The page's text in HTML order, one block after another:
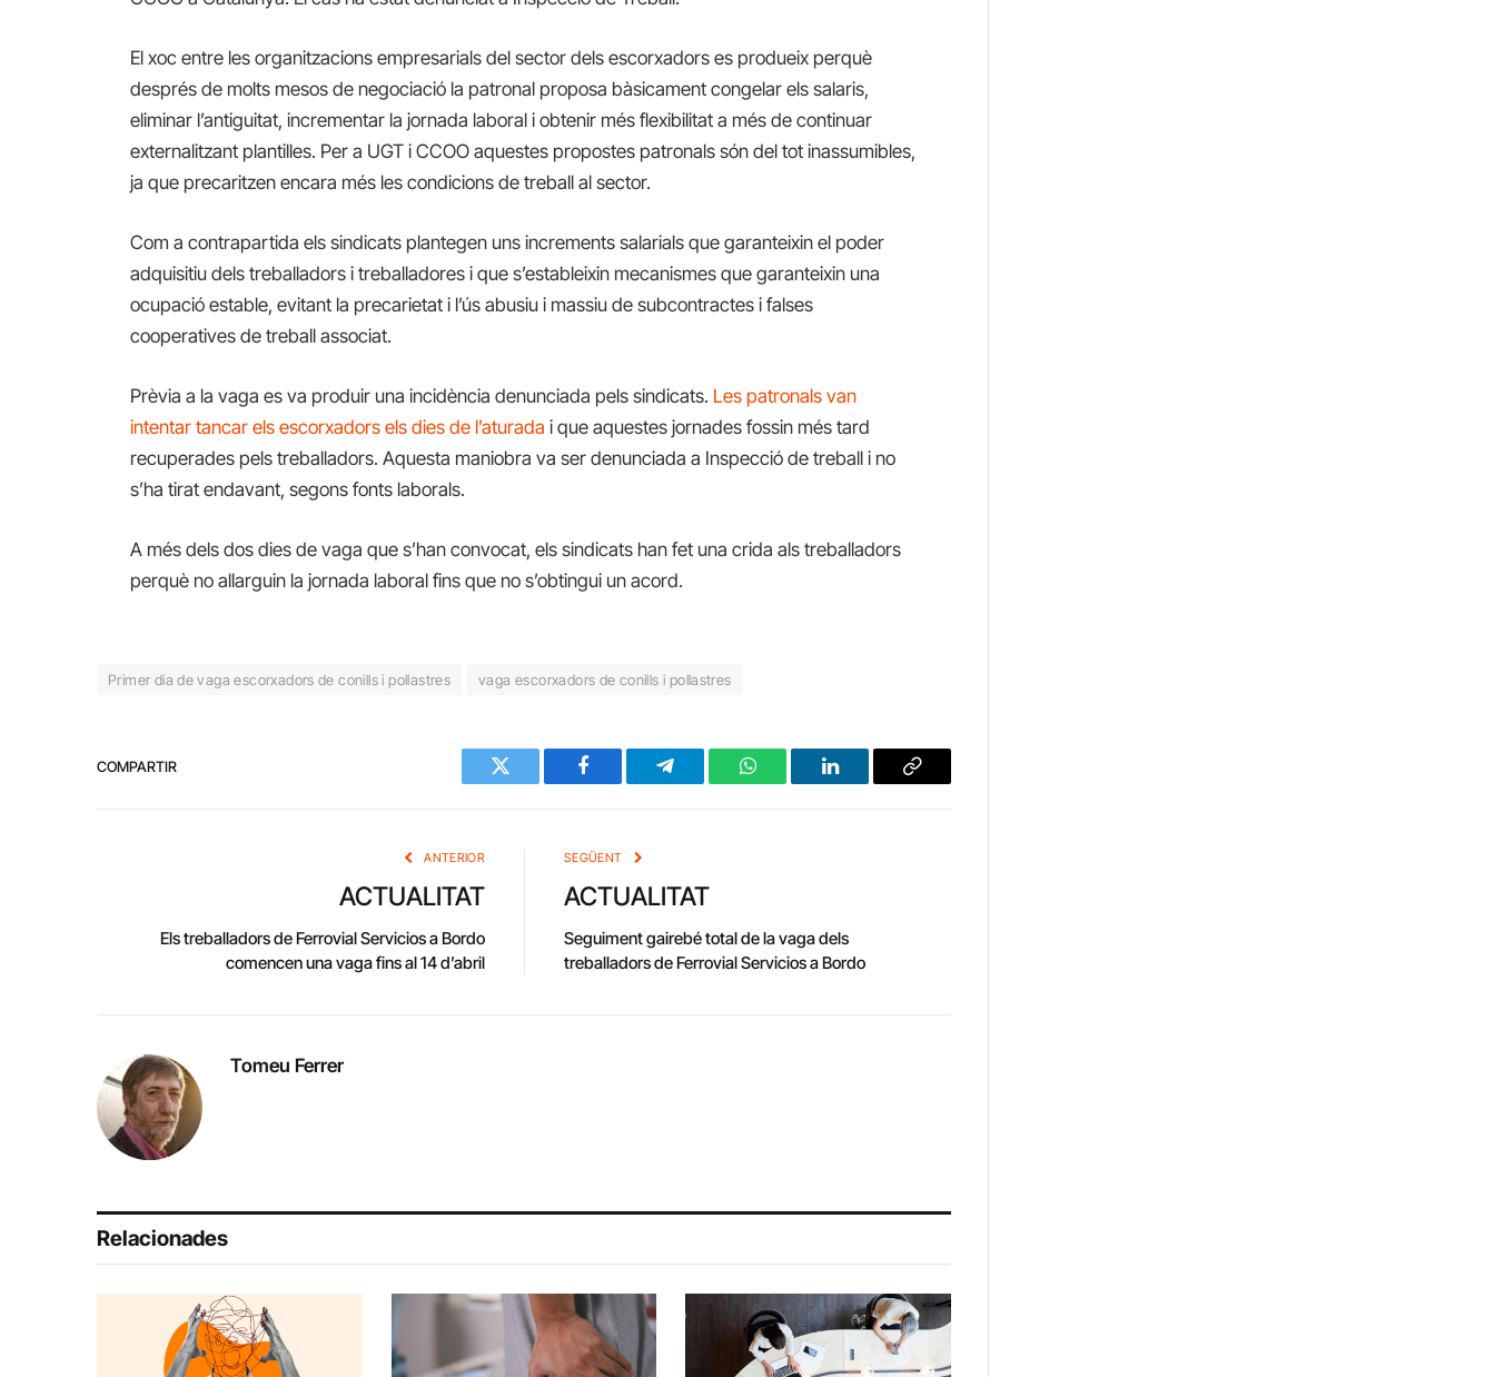
El xoc entre les organitzacions empresarials del sector dels escorxadors es produeix perquè
després de molts mesos de negociació la patronal proposa bàsicament congelar els salaris,
eliminar l’antiguitat, incrementar la jornada laboral i obtenir més flexibilitat a més de continuar
externalitzant plantilles. Per a UGT i CCOO aquestes propostes patronals són del tot inassumibles,
ja que precaritzen encara més les condicions de treball al sector.
Com a contrapartida els sindicats plantegen uns increments salarials que garanteixin el poder
adquisitiu dels treballadors i treballadores i que s’estableixin mecanismes que garanteixin una
ocupació estable, evitant la precarietat i l’ús abusiu i massiu de subcontractes i falses
cooperatives de treball associat.
Prèvia a la vaga es va produir una incidència denunciada pels sindicats. Les patronals van
intentar tancar els escorxadors els dies de l’aturada i que aquestes jornades fossin més tard
recuperades pels treballadors. Aquesta maniobra va ser denunciada a Inspecció de treball i no
s’ha tirat endavant, segons fonts laborals.
A més dels dos dies de vaga que s’han convocat, els sindicats han fet una crida als treballadors
perquè no allarguin la jornada laboral fins que no s’obtingui un acord.
Primer dia de vaga escorxadors de conills i pollastres vaga escorxadors de conills i pollastres
COMPARTIR
Twitter Facebook Telegram WhatsAppLinkedIn Copy
ANTERIOR
ACTUALITAT
Els treballadors de Ferrovial Servicios a Bordo
comencen una vaga fins al 14 d’abril
SEGÜENT
ACTUALITAT
Seguiment gairebé total de la vaga dels
treballadors de Ferrovial Servicios a Bordo
Tomeu Ferrer
Relacionades